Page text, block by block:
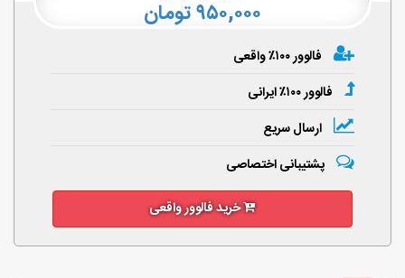
۹۵۰,۰۰۰ تومان
فالوور ۱۰۰٪ واقعی
فالوور ۱۰۰٪ ایرانی
ارسال سریع
پشتیبانی اختصاصی
خرید فالوور واقعی